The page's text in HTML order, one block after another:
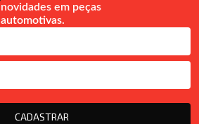
novidades em peças
automotivas.
CADASTRAR